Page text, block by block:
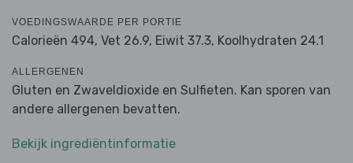
VOEDINGSWAARDE PER PORTIE
Calorieën 494, Vet 26.9, Eiwit 37.3, Koolhydraten 24.1
ALLERGENEN
Gluten en Zwaveldioxide en Sulfieten. Kan sporen van
andere allergenen bevatten.
Bekijk ingrediëntinformatie